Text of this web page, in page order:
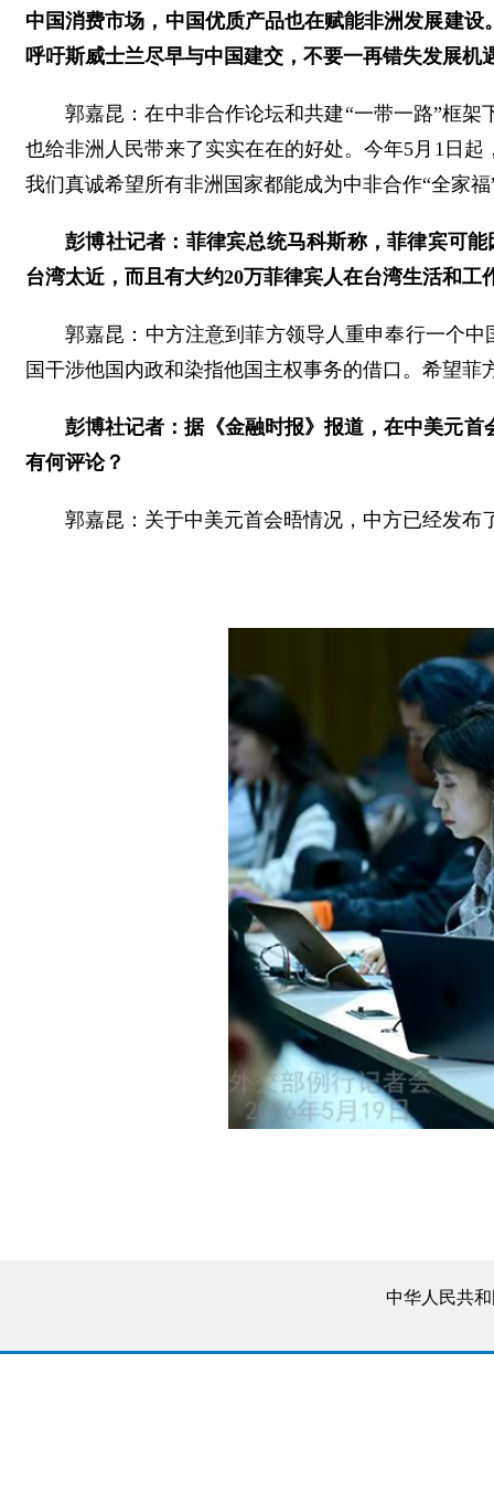
中国消费市场，中国优质产品也在赋能非洲发展建
呼吁斯威士兰尽早与中国建交，不要一再错失发展机
郭嘉昆：在中非合作论坛和共建“一带一路”框
也给非洲人民带来了实实在在的好处。今年5月1日
我们真诚希望所有非洲国家都能成为中非合作“全家
彭博社记者：菲律宾总统马科斯称，菲律宾可
台湾太近，而且有大约20万菲律宾人在台湾生活和工
郭嘉昆：中方注意到菲方领导人重申奉行一个
国干涉他国内政和染指他国主权事务的借口。希望
彭博社记者：据《金融时报》报道，在中美元
有何评论？
郭嘉昆：关于中美元首会晤情况，中方已经发
中华人民共